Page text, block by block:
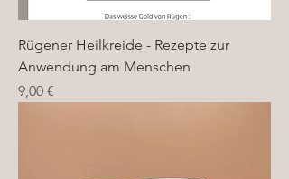
Rügener Heilkreide - Rezepte zur
Anwendung am Menschen
Preis
9,00 €